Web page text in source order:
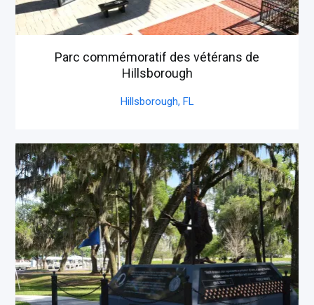
Parc commémoratif des vétérans de
Hillsborough
Hillsborough, FL